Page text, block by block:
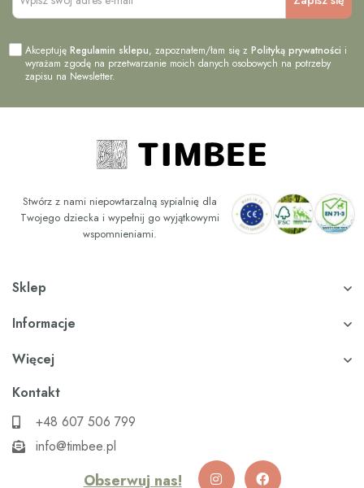
AkceptujęRegulamin sklepu, zapoznałem/łam się zPolityką prywatności i
wyrażam zgodę na przetwarzanie moich danych osobowych na potrzeby
zapisu na Newsletter.
Stwórz z nami niepowtarzalną sypialnię dla
Twojego dziecka i wypełnij go wyjątkowymi
wspomnieniami.
Sklep
Informacje
Więcej
Kontakt
+48 607 506 799
info@timbee.pl
Obserwuj nas!